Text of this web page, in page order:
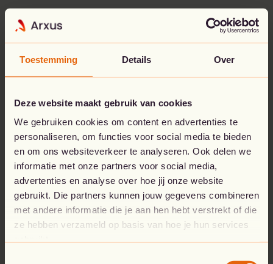
Toestemming Details Over
Deze website maakt gebruik van cookies
We gebruiken cookies om content en advertenties te
personaliseren, om functies voor social media te bieden
en om ons websiteverkeer te analyseren. Ook delen we
informatie met onze partners voor social media,
advertenties en analyse over hoe jij onze website
gebruikt. Die partners kunnen jouw gegevens combineren
met andere informatie die je aan hen hebt verstrekt of die
ze hebben verzameld op basis van hoe je hun services
Whoops!Something went
wrong.
The page you’re looking for doesn't seem to exist.
Go to the home page